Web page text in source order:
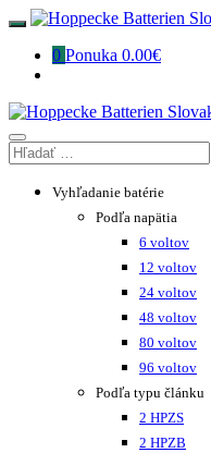
Preskočiť
obsah
0 Ponuka 0.00€
Hľadať:
Vyhľadanie batérie
Podľa napätia
6 voltov
12 voltov
24 voltov
48 voltov
80 voltov
96 voltov
Podľa typu článku
2 HPZS
2 HPZB